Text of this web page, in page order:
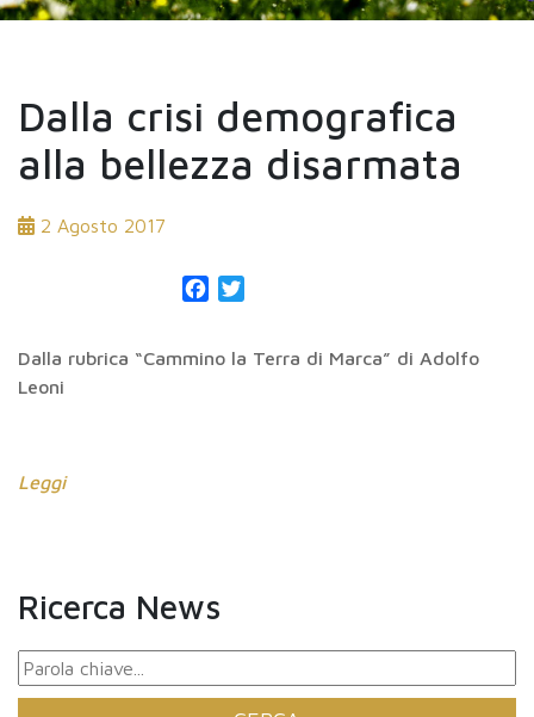
Dalla crisi demografica
alla bellezza disarmata
2 Agosto 2017
Facebook
Dalla rubrica “Cammino la Terra di Marca” di Adolfo
Leoni
Leggi
Ricerca News